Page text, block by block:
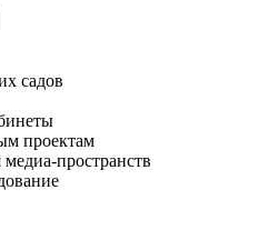
садов
проектам
пространств